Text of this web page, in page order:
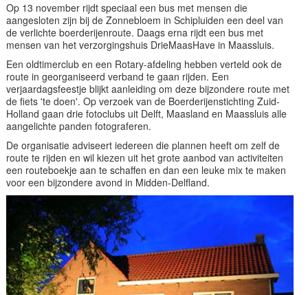
Op 13 november rijdt speciaal een bus met mensen die
aangesloten zijn bij de Zonnebloem in Schipluiden een deel van
de verlichte boerderijenroute. Daags erna rijdt een bus met
mensen van het verzorgingshuis DrieMaasHave in Maassluis.
Een oldtimerclub en een Rotary-afdeling hebben verteld ook de
route in georganiseerd verband te gaan rijden. Een
verjaardagsfeestje blijkt aanleiding om deze bijzondere route met
de fiets 'te doen'. Op verzoek van de Boerderijenstichting Zuid-
Holland gaan drie fotoclubs uit Delft, Maasland en Maassluis alle
aangelichte panden fotograferen.
De organisatie adviseert iedereen die plannen heeft om zelf de
route te rijden en wil kiezen uit het grote aanbod van activiteiten
een routeboekje aan te schaffen en dan een leuke mix te maken
voor een bijzondere avond in Midden-Delfland.